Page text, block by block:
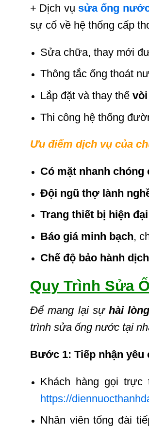
+ Dịch vụ sửa ống
sự cố về hệ thống cấp
Sửa chữa, thay mới
Thông tắc ống thoát
Lắp đặt và thay thế
Thi công hệ thống
Ưu điểm dịch vụ của
Có mặt nhanh chóng
Đội ngũ thợ lành
Trang thiết bị hiện đại
Báo giá minh bạch,
Chế độ bảo hành
Quy Trình Sửa
Để mang lại sựhài
trình sửa ống nước tại
Bước 1: Tiếp nhận yêu
Khách hàng gọi trực
https://
Nhân viên tổng đài